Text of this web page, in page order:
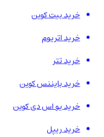
خرید بیت کوین
خرید اتریوم
خرید تتر
خرید بایننس کوین
خرید یو اس دی کوین
خرید ریپل